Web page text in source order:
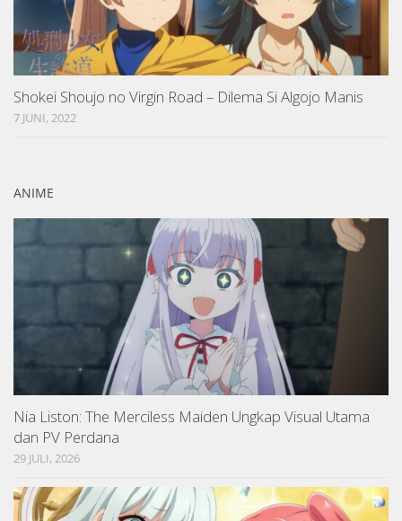
Shokei Shoujo no Virgin Road – Dilema Si Algojo Manis
7 JUNI, 2022
ANIME
Nia Liston: The Merciless Maiden Ungkap Visual Utama
dan PV Perdana
29 JULI, 2026